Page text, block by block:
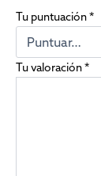
Tu puntuación*
Tu valoración*